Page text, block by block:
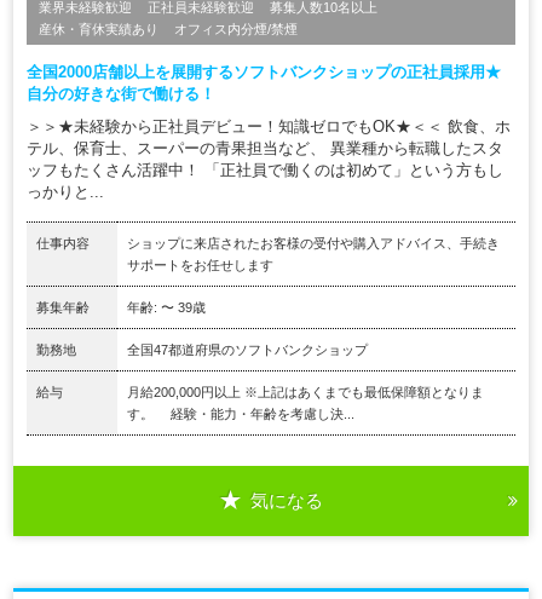
業界未経験歓迎 正社員未経験歓迎
募集人数10名以上
産休・育休実績あり
オフィス内分煙/禁煙
全国2000店舗以上を展開するソフトバンクショップの正社員採用★
自分の好きな街で働ける！
＞＞★未経験から正社員デビュー！知識ゼロでもOK★＜＜ 飲食、ホ
テル、保育士、スーパーの青果担当など、 異業種から転職したスタ
ッフもたくさん活躍中！ 「正社員で働くのは初めて」という方もし
っかりと...
仕事内容
ショップに来店されたお客様の受付や購入アドバイス、手続き
サポートをお任せします
募集年齢 年齢: 〜 39歳
勤務地 全国47都道府県のソフトバンクショップ
給与
月給200,000円以上 ※上記はあくまでも最低保障額となりま
す。 経験・能力・年齢を考慮し決...
気になる